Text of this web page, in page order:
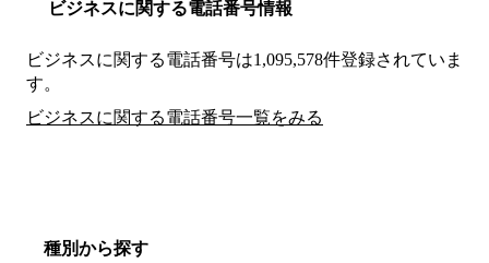
ビジネスに関する電話番号情報
ビジネスに関する電話番号は1,095,578件登録されていま
す。
ビジネスに関する電話番号一覧をみる
種別から探す